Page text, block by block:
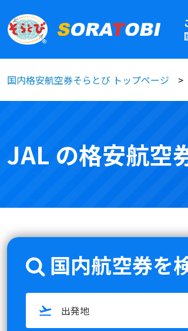
国内格安航空券そらとび トップページ
JAL の格安航空
国内航空券を